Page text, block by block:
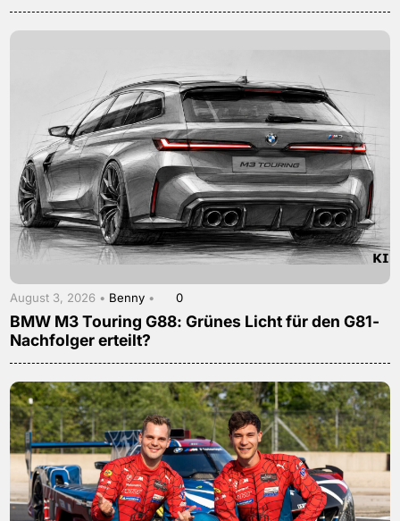
August 3, 2026 • Benny • 0
BMW M3 Touring G88: Grünes Licht für den G81-
Nachfolger erteilt?